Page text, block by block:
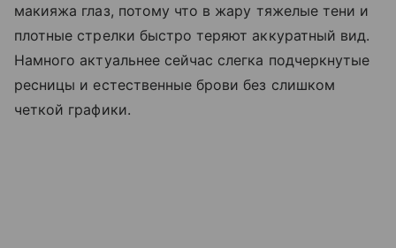
макияжа глаз, потому что в жару тяжелые тени и
плотные стрелки быстро теряют аккуратный вид.
Намного актуальнее сейчас слегка подчеркнутые
ресницы и естественные брови без слишком
четкой графики.